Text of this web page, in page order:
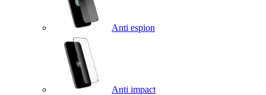
Anti espion
Anti impact